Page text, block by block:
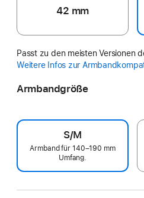
42 mm
Passt zu den meisten Versionen
Weitere Infos zur
Armbandgröße
S/M
Armband für 140–190 mm
Umfang.